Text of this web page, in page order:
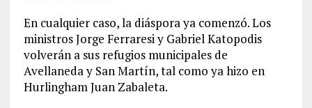
En cualquier caso, la diáspora ya comenzó. Los
ministros Jorge Ferraresi y Gabriel Katopodis
volverán a sus refugios municipales de
Avellaneda y San Martín, tal como ya hizo en
Hurlingham Juan Zabaleta.